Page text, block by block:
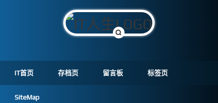
IT首页 存档页 留言板 标签页
SiteMap